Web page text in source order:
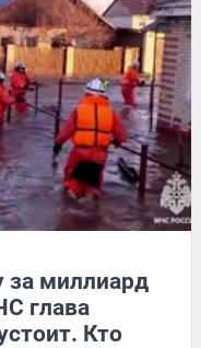
за миллиард
глава
Кто